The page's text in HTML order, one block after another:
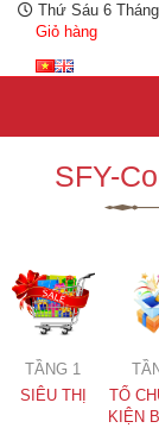
Thứ Sáu 6
Giỏ hàng
SFY-
TẦNG 1
SIÊU THỊ
TỔ
KIỆN